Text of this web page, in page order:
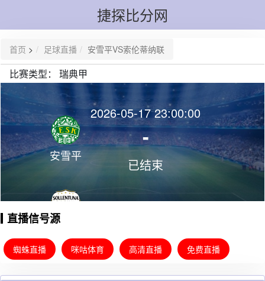
捷探比分网
首页 > 足球直播 安雪平VS索伦蒂纳联
比赛类型： 瑞典甲
安雪平
2026-05-17 23:00:00
-
已结束
索伦蒂纳
联
直播信号源
蜘蛛直播 咪咕体育 高清直播 免费直播